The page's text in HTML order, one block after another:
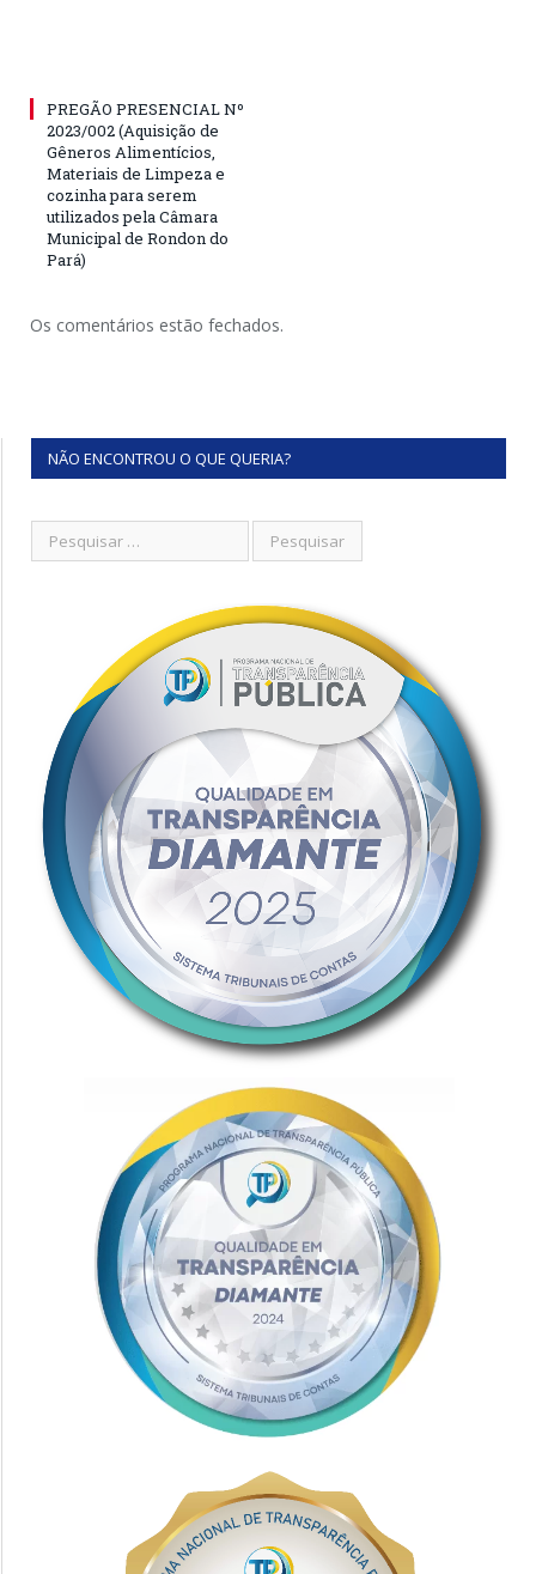
PREGÃO PRESENCIAL Nº
2023/002 (Aquisição de
Gêneros Alimentícios,
Materiais de Limpeza e
cozinha para serem
utilizados pela Câmara
Municipal de Rondon do
Pará)
Os comentários estão fechados.
NÃO ENCONTROU O QUE QUERIA?